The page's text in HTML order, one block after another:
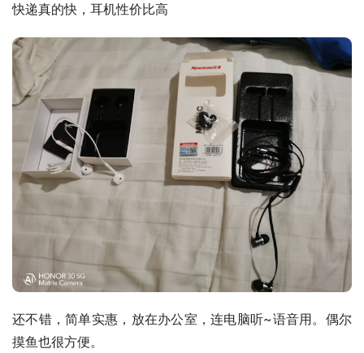
快递真的快，耳机性价比高
还不错，简单实惠，放在办公室，连电脑听~语音用。偶尔
摸鱼也很方便。